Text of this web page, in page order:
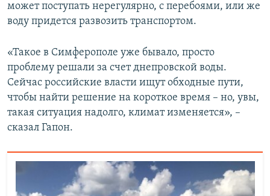
может поступать нерегулярно, с перебоями, или же
воду придется развозить транспортом.
«Такое в Симферополе уже бывало, просто
проблему решали за счет днепровской воды.
Сейчас российские власти ищут обходные пути,
чтобы найти решение на короткое время – но, увы,
такая ситуация надолго, климат изменяется», –
сказал Гапон.